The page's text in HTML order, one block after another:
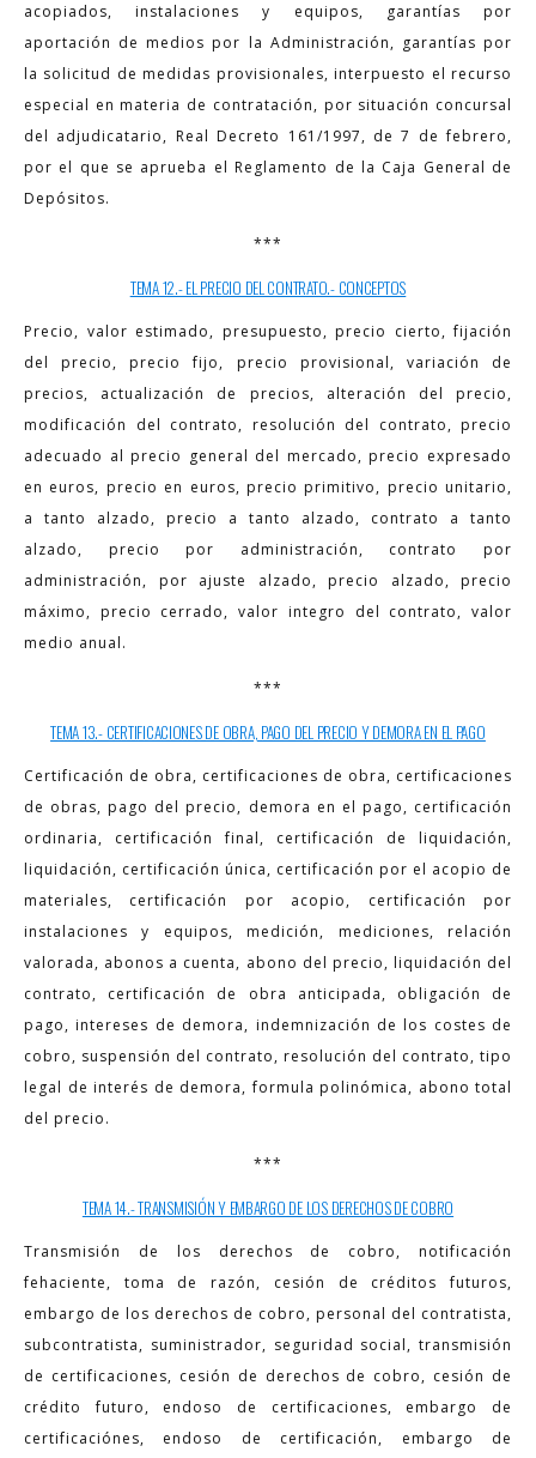
acopiados, instalaciones y equipos, garantías por
aportación de medios por la Administración, garantías por
la solicitud de medidas provisionales, interpuesto el recurso
especial en materia de contratación, por situación concursal
del adjudicatario, Real Decreto 161/1997, de 7 de febrero,
por el que se aprueba el Reglamento de la Caja General de
Depósitos.
***
TEMA 12.- EL PRECIO DEL CONTRATO.- CONCEPTOS
Precio, valor estimado, presupuesto, precio cierto, fijación
del precio, precio fijo, precio provisional, variación de
precios, actualización de precios, alteración del precio,
modificación del contrato, resolución del contrato, precio
adecuado al precio general del mercado, precio expresado
en euros, precio en euros, precio primitivo, precio unitario,
a tanto alzado, precio a tanto alzado, contrato a tanto
alzado, precio por administración, contrato por
administración, por ajuste alzado, precio alzado, precio
máximo, precio cerrado, valor integro del contrato, valor
medio anual.
***
TEMA 13.- CERTIFICACIONES DE OBRA, PAGO DEL PRECIO Y DEMORA EN EL PAGO
Certificación de obra, certificaciones de obra, certificaciones
de obras, pago del precio, demora en el pago, certificación
ordinaria, certificación final, certificación de liquidación,
liquidación, certificación única, certificación por el acopio de
materiales, certificación por acopio, certificación por
instalaciones y equipos, medición, mediciones, relación
valorada, abonos a cuenta, abono del precio, liquidación del
contrato, certificación de obra anticipada, obligación de
pago, intereses de demora, indemnización de los costes de
cobro, suspensión del contrato, resolución del contrato, tipo
legal de interés de demora, formula polinómica, abono total
del precio.
***
TEMA 14.- TRANSMISIÓN Y EMBARGO DE LOS DERECHOS DE COBRO
Transmisión de los derechos de cobro, notificación
fehaciente, toma de razón, cesión de créditos futuros,
embargo de los derechos de cobro, personal del contratista,
subcontratista, suministrador, seguridad social, transmisión
de certificaciones, cesión de derechos de cobro, cesión de
crédito futuro, endoso de certificaciones, embargo de
certificaciónes, endoso de certificación, embargo de